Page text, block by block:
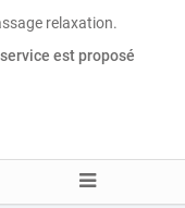
relaxation.
est proposé